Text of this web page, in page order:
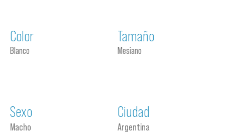
Color
Blanco
Tamaño
Mesiano
Sexo
Macho
Ciudad
Argentina